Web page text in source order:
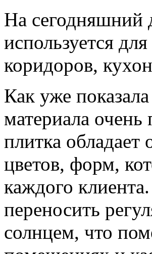
На сегодняшний
используется
коридоров,
Как уже
материала
плитка
цветов, форм,
каждого
переносить
солнцем, что